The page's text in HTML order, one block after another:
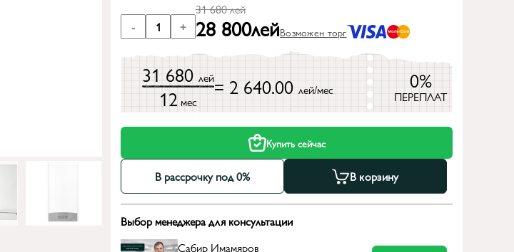
- 1 +
31 680лей
28 800лейВозможен торг
31 680 лей
12мес
= 2 640.00 лей/мес 0%
ПЕРЕПЛАТ
Купить сейчас
В рассрочку под 0% В корзину
Выбор менеджера для консультации
Сабир Имамяров